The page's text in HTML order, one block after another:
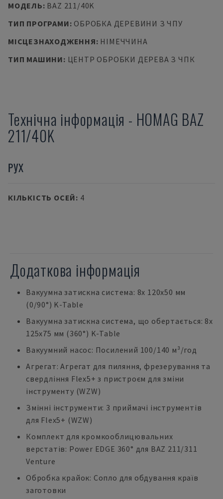
МОДЕЛЬ: BAZ 211/40K
ТИП ПРОГРАМИ: ОБРОБКА ДЕРЕВИНИ З ЧПУ
МІСЦЕЗНАХОДЖЕННЯ: НІМЕЧЧИНА
ТИП МАШИНИ: ЦЕНТР ОБРОБКИ ДЕРЕВА З ЧПК
Технічна інформація - HOMAG BAZ
211/40K
РУХ
КІЛЬКІСТЬ ОСЕЙ: 4
Додаткова інформація
Вакуумна затискна система: 8x 120x50 мм
(0/90°) K-Table
Вакуумна затискна система, що обертається: 8x
125x75 мм (360°) K-Table
Вакуумний насос: Посилений 100/140 м³/год
Агрегат: Агрегат для пиляння, фрезерування та
свердління Flex5+ з пристроєм для зміни
інструменту (WZW)
Змінні інструменти: 3 приймачі інструментів
для Flex5+ (WZW)
Комплект для кромкооблицювальних
верстатів: Power EDGE 360° для BAZ 211/311
Venture
Обробка крайок: Сопло для обдування країв
заготовки